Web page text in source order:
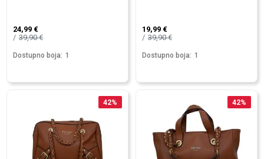
24,99 €
39,90€
Dostupno boja: 1
19,99 €
39,90€
Dostupno boja: 1
42% 42%